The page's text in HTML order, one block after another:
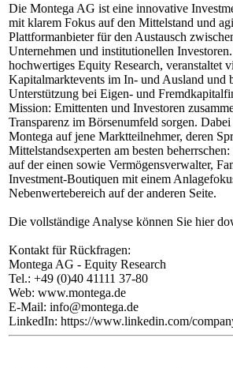
Die Montega AG ist eine innovative
mit klarem Fokus auf den Mittelstand und
Plattformanbieter für den Austausch
Unternehmen und institutionellen
hochwertiges Equity Research, veranstaltet
Kapitalmarktevents im In- und Ausland und
Unterstützung bei Eigen- und
Mission: Emittenten und Investoren
Transparenz im Börsenumfeld sorgen.
Montega auf jene Marktteilnehmer, deren
Mittelstandsexperten am besten
auf der einen sowie Vermögensverwalter,
Investment-Boutiquen mit einem
Nebenwertebereich auf der anderen Seite.
Die vollständige Analyse können Sie hier
Kontakt für Rückfragen:
Montega AG - Equity Research
Tel.: +49 (0)40 41111 37-80
Web: www.montega.de
E-Mail: info@montega.de
LinkedIn: https://www.linkedin.com/